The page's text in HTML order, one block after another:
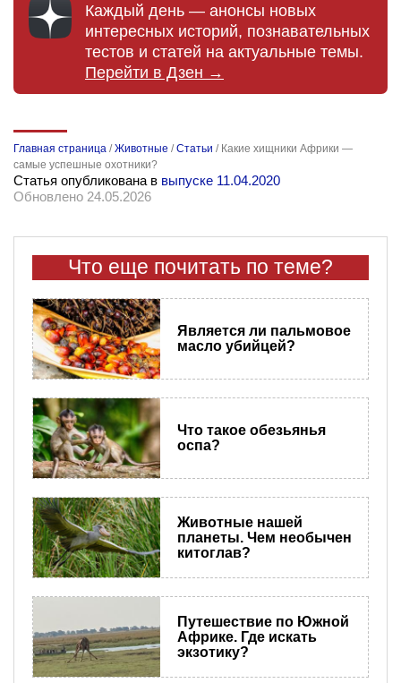
Каждый день — анонсы новых
интересных историй, познавательных
тестов и статей на актуальные темы.
Перейти в Дзен →
Главная страница /Животные /Статьи / Какие хищники Африки —
самые успешные охотники?
Статья опубликована в выпуске 11.04.2020
Обновлено 24.05.2026
Что еще почитать по теме?
Является ли пальмовое
масло убийцей?
Что такое обезьянья
оспа?
Животные нашей
планеты. Чем необычен
китоглав?
Путешествие по Южной
Африке. Где искать
экзотику?